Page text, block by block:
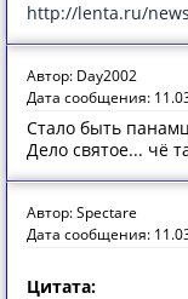
http://lenta.ru/
Автор: Day2002
Дата сообщения:
Стало быть
Дело святое... чё
Автор: Spectare
Дата сообщения:
Цитата: